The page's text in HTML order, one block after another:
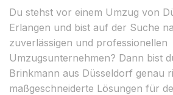
Du stehst vor einem Umzug von
Erlangen und bist auf der Suche
zuverlässigen und professionellen
Umzugsunternehmen? Dann bist
Brinkmann aus Düsseldorf genau
maßgeschneiderte Lösungen für